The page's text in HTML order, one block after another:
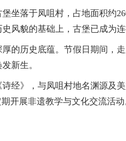
落于凤咀村，占地面积约
风貌的基础上，古堡已成为
历史底蕴。节假日期间，走
新生。
》，与凤咀村地名渊源及
开展非遗教学与文化交流活